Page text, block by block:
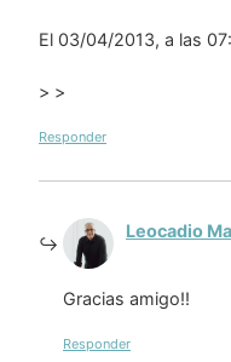
El 03/04/2013, a las
> >
Responder
Leocadio
Gracias amigo!!
Responder